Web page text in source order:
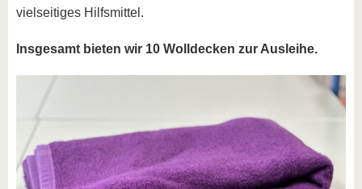
vielseitiges Hilfsmittel.
Insgesamt bieten wir 10 Wolldecken zur Ausleihe.